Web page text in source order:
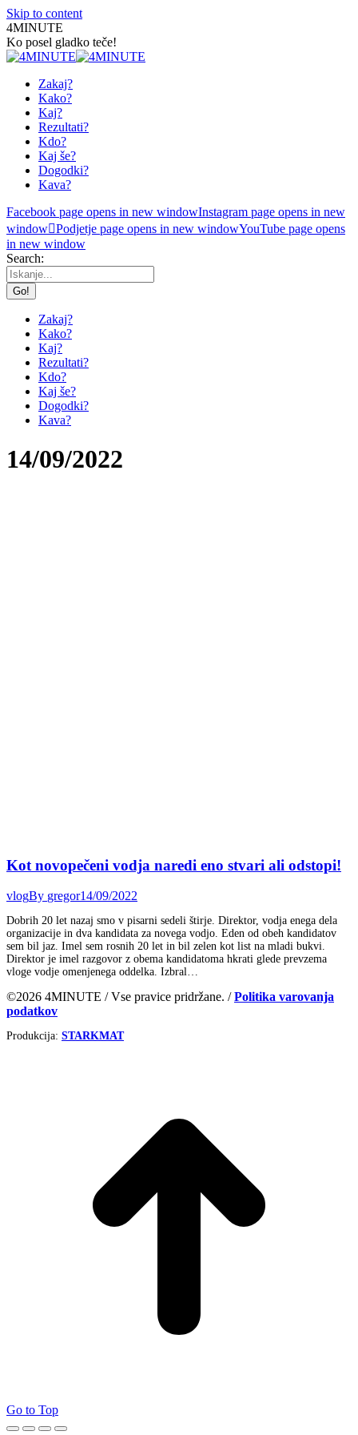
Skip to content
4MINUTE
Ko posel gladko teče!
Zakaj?
Kako?
Kaj?
Rezultati?
Kdo?
Kaj še?
Dogodki?
Kava?
Facebook page opens in new windowInstagram page opens in new
window Podjetje page opens in new windowYouTube page opens
in new window
Search:
Zakaj?
Kako?
Kaj?
Rezultati?
Kdo?
Kaj še?
Dogodki?
Kava?
14/09/2022
Kot novopečeni vodja naredi eno stvari ali odstopi!
vlogBy gregor14/09/2022
Dobrih 20 let nazaj smo v pisarni sedeli štirje. Direktor, vodja enega dela
organizacije in dva kandidata za novega vodjo. Eden od obeh kandidatov
sem bil jaz. Imel sem rosnih 20 let in bil zelen kot list na mladi bukvi.
Direktor je imel razgovor z obema kandidatoma hkrati glede prevzema
vloge vodje omenjenega oddelka. Izbral…
©2026 4MINUTE / Vse pravice pridržane. /Politika varovanja
podatkov
Produkcija: STARKMAT
Go to Top